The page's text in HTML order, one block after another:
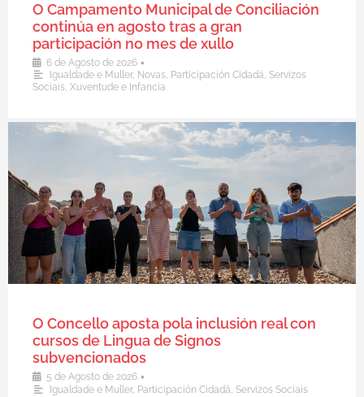
O Campamento Municipal de Conciliación
continúa en agosto tras a gran
participación no mes de xullo
6 de Agosto de 2026 •
Igualdade e Muller, Novas, Participación Cidadá, Servizos
Sociais, Xuventude e Infancia
O Concello aposta pola inclusión real con
cursos de Lingua de Signos
subvencionados
5 de Agosto de 2026 •
Igualdade e Muller, Participación Cidadá, Servizos Sociais